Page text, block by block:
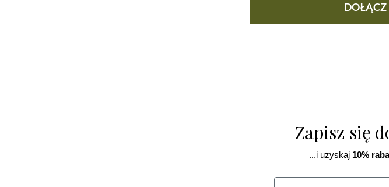
DOŁĄCZ
Zapisz się
...i uzyskaj10%